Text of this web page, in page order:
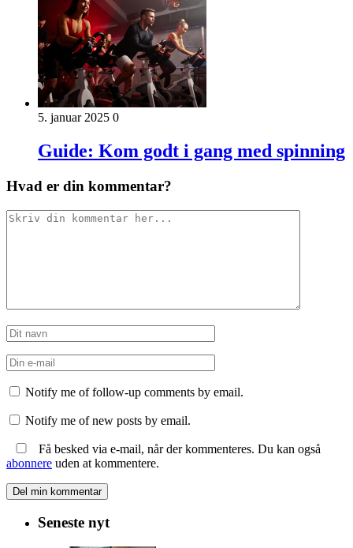
5. januar 2025 0
Guide: Kom godt i gang med spinning
Hvad er din kommentar?
Notify me of follow-up comments by email.
Notify me of new posts by email.
Få besked via e-mail, når der kommenteres. Du kan også
abonnere uden at kommentere.
Seneste nyt